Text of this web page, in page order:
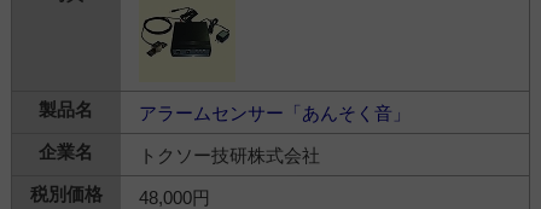
アラームセンサー「あんそく音」
トクソー技研株式会社
48,000円